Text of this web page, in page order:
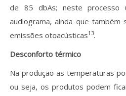
de 85 dbAs; neste processo
audiograma, ainda que também
emissões otoacústicas13.
Desconforto térmico
Na produção as temperaturas
ou seja, os produtos podem